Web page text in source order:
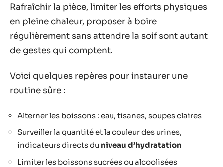
Rafraîchir la pièce, limiter les efforts physiques
en pleine chaleur, proposer à boire
régulièrement sans attendre la soif sont autant
de gestes qui comptent.
Voici quelques repères pour instaurer une
routine sûre :
Alterner les boissons : eau, tisanes, soupes claires
Surveiller la quantité et la couleur des urines,
indicateurs directs du niveau d’hydratation
Limiter les boissons sucrées ou alcoolisées